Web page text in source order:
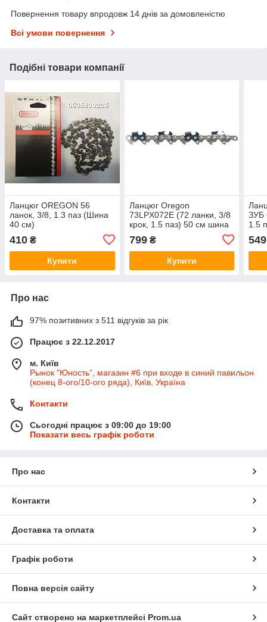
Повернення товару впродовж 14 днів за домовленістю
Всі умови повернення
Подібні товари компанії
Ланцюг OREGON 56
ланок, 3/8, 1.3 паз (Шина
40 см)
410 ₴
Купити
Ланцюг Oregon
73LPX072E (72 ланки, 3/8
крок, 1.5 паз) 50 см шина
799₴
Купити
ЗУБ
1.5
549
Про нас
97% позитивних з 511 відгуків за рік
Працює з 22.12.2017
м. Київ
Рынок "Юность", магазин #6 при входе в синий павильон
(конец 8-ого/10-ого ряда), Київ, Україна
Контакти
Сьогодні працює з 09:00 до 19:00
Показати весь графік роботи
Про нас
Контакти
Доставка та оплата
Графік роботи
Повна версія сайту
Сайт створено на маркетплейсі Prom.ua